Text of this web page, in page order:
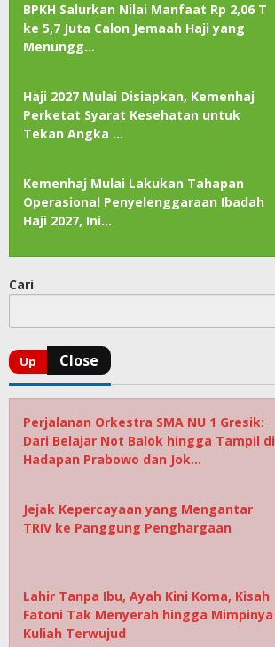
BPKH Salurkan Nilai Manfaat Rp 2,06 T
ke 5,7 Juta Calon Jemaah Haji yang
Menungg…
Haji 2027 Mulai Disiapkan, Kemenhaj
Perketat Syarat Kesehatan untuk
Tekan Angka …
Kemenhaj Mulai Lakukan Tahapan
Operasional Penyelenggaraan Ibadah
Haji 2027, Ini…
Cari
Perjalanan Orkestra SMA NU 1 Gresik:
Dari Belajar Not Balok hingga Tampil di
Hadapan Prabowo dan Jok…
Jejak Kepercayaan yang Mengantar
TRIV ke Panggung Penghargaan
Lahir Tanpa Ibu, Ayah Kini Koma, Kisah
Fatoni Tak Menyerah hingga Mimpinya
Kuliah Terwujud